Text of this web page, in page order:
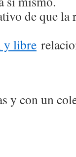
de que la
y libre
y con un